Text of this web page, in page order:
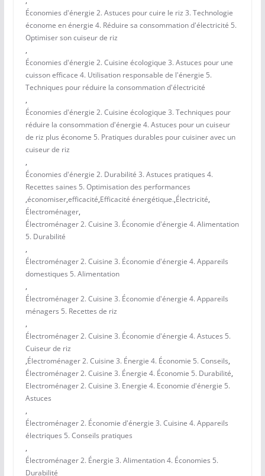
Économies d'énergie 2. Astuces pour cuire le riz 3. Technologie
économe en énergie 4. Réduire sa consommation d'électricité 5.
Optimiser son cuiseur de riz
,
Économies d'énergie 2. Cuisine écologique 3. Astuces pour une
cuisson efficace 4. Utilisation responsable de l'énergie 5.
Techniques pour réduire la consommation d'électricité
,
Économies d'énergie 2. Cuisine écologique 3. Techniques pour
réduire la consommation d'énergie 4. Astuces pour un cuiseur
de riz plus économe 5. Pratiques durables pour cuisiner avec un
cuiseur de riz
,
Économies d'énergie 2. Durabilité 3. Astuces pratiques 4.
Recettes saines 5. Optimisation des performances
,économiser,efficacité,Efficacité énergétique.,Électricité,
Électroménager,
Électroménager 2. Cuisine 3. Économie d'énergie 4. Alimentation
5. Durabilité
,
Électroménager 2. Cuisine 3. Économie d'énergie 4. Appareils
domestiques 5. Alimentation
,
Électroménager 2. Cuisine 3. Économie d'énergie 4. Appareils
ménagers 5. Recettes de riz
,
Électroménager 2. Cuisine 3. Économie d'énergie 4. Astuces 5.
Cuiseur de riz
,Électroménager 2. Cuisine 3. Énergie 4. Économie 5. Conseils,
Électroménager 2. Cuisine 3. Énergie 4. Économie 5. Durabilité,
Electroménager 2. Cuisine 3. Energie 4. Economie d'énergie 5.
Astuces
,
Électroménager 2. Économie d'énergie 3. Cuisine 4. Appareils
électriques 5. Conseils pratiques
,
Électroménager 2. Énergie 3. Alimentation 4. Économies 5.
Durabilité